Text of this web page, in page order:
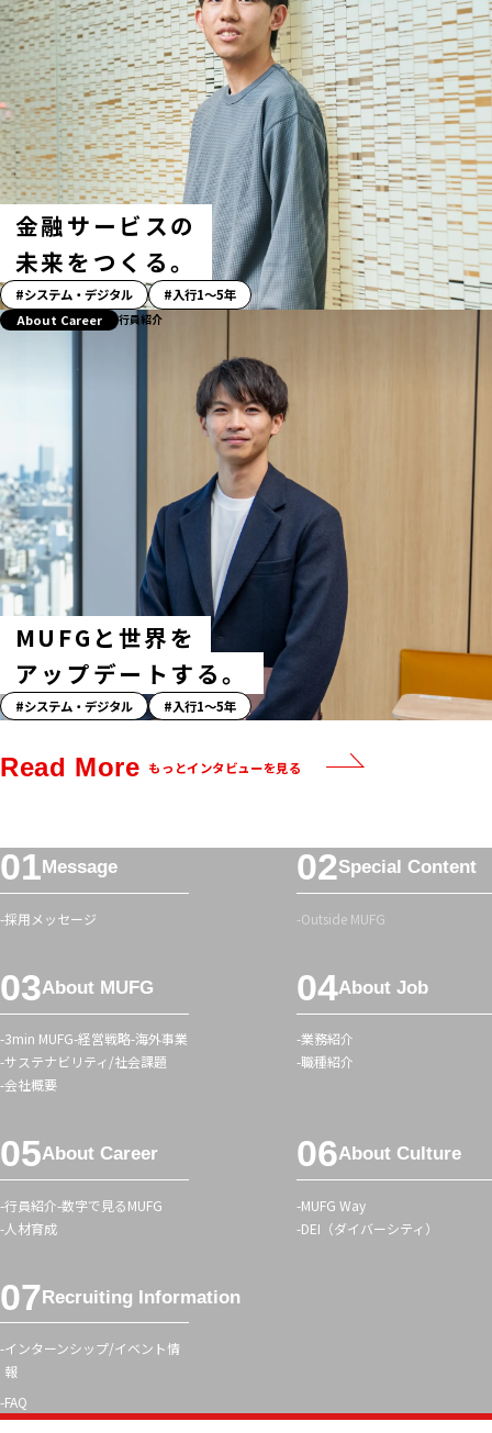
ハ
ッ
シ
ュ
タ
グ
金融サービスの
未来をつくる。
「ス
ト
シ
ュ
タ
グ
システム・デジタル 入行1〜5年
MUFGと世界を
アップデートする。
About Career 行員紹介
「ス
ー
ッ
シ
ュ
システム・デジタル 入行1〜5年
Read More もっとインタビューを見る
フ
ッ
タ
ニ
ュ
ー
Message
採用メッセージ
Special Content
Outside MUFG
About MUFG
3min MUFG 経営戦略 海外事業
サステナビリティ/社会課題
会社概要
About Job
業務紹介
職種紹介
About Career
行員紹介 数字で見るMUFG
人材育成
About Culture
MUFG Way
DEI（ダイバーシティ）
Recruiting Information
インターンシップ/イベント情
報
FAQ